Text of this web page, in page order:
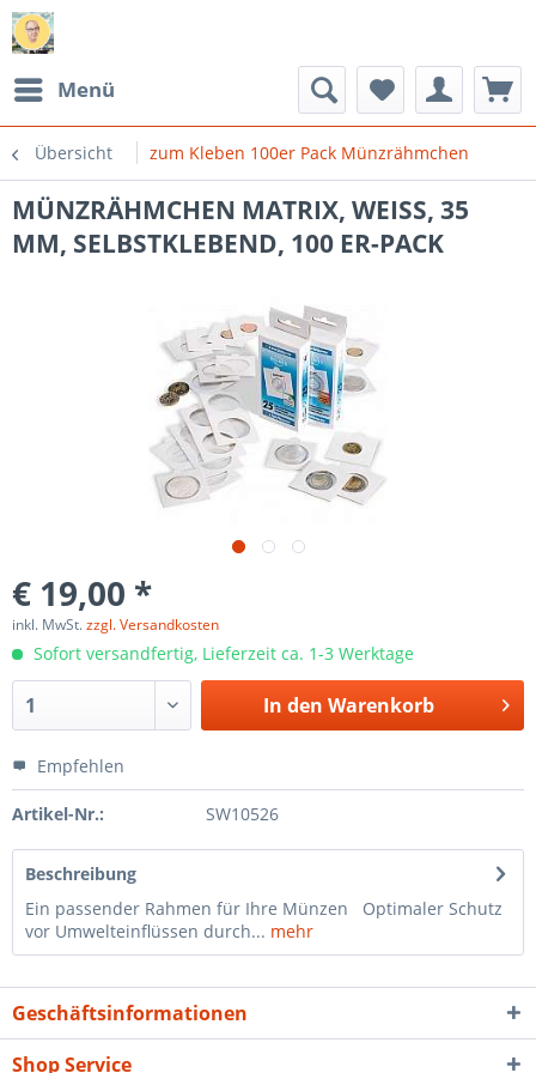
Menü
Übersicht zum Kleben 100er Pack Münzrähmchen
MÜNZRÄHMCHEN MATRIX, WEISS, 35
MM, SELBSTKLEBEND, 100 ER-PACK
€ 19,00 *
inkl. MwSt.zzgl. Versandkosten
Sofort versandfertig, Lieferzeit ca. 1-3 Werktage
In den Warenkorb
Empfehlen
Artikel-Nr.: SW10526
Beschreibung
Ein passender Rahmen für Ihre Münzen Optimaler Schutz
vor Umwelteinflüssen durch... mehr
Geschäftsinformationen
Shop Service